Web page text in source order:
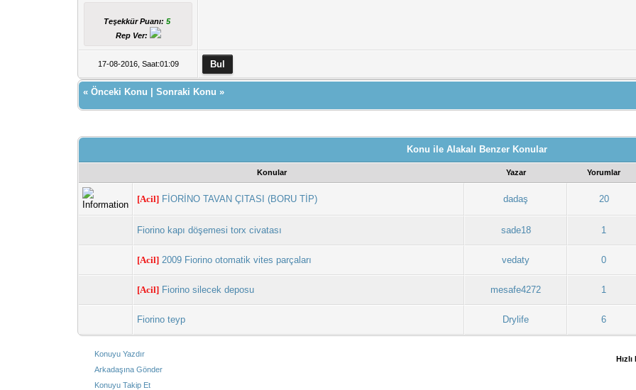
Teşekkür Puanı:5
Rep Ver:
17-08-2016, Saat:01:09
«Önceki Konu |Sonraki Konu »
Konu ile Alakalı Benzer Konular
Konular Yazar Yorumlar
[Acil] FİORİNO TAVAN ÇITASI (BORU TİP) dadaş 20
Fiorino kapı döşemesi torx civatası sade18 1
[Acil] 2009 Fiorino otomatik vites parçaları vedaty 0
[Acil] Fiorino silecek deposu mesafe4272 1
Fiorino teyp Drylife 6
Konuyu Yazdır
Arkadaşına Gönder
Konuyu Takip Et